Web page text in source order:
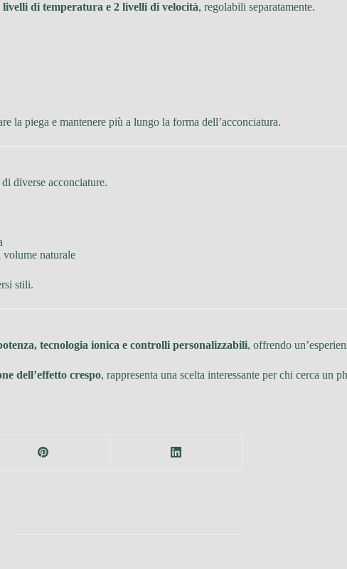
livelli di temperatura e 2 livelli di velocità, regolabili separatamente.
la piega e mantenere più a lungo la forma dell’acconciatura.
diverse acconciature.
naturale
stili.
tecnologia ionica e controlli personalizzabili, offrendo
dell’effetto crespo, rappresenta una scelta interessante per chi cerca